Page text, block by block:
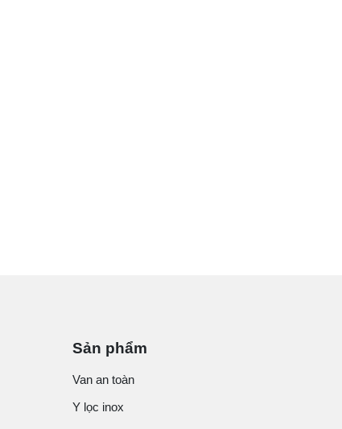
Sản phẩm
Van an toàn
Y lọc inox